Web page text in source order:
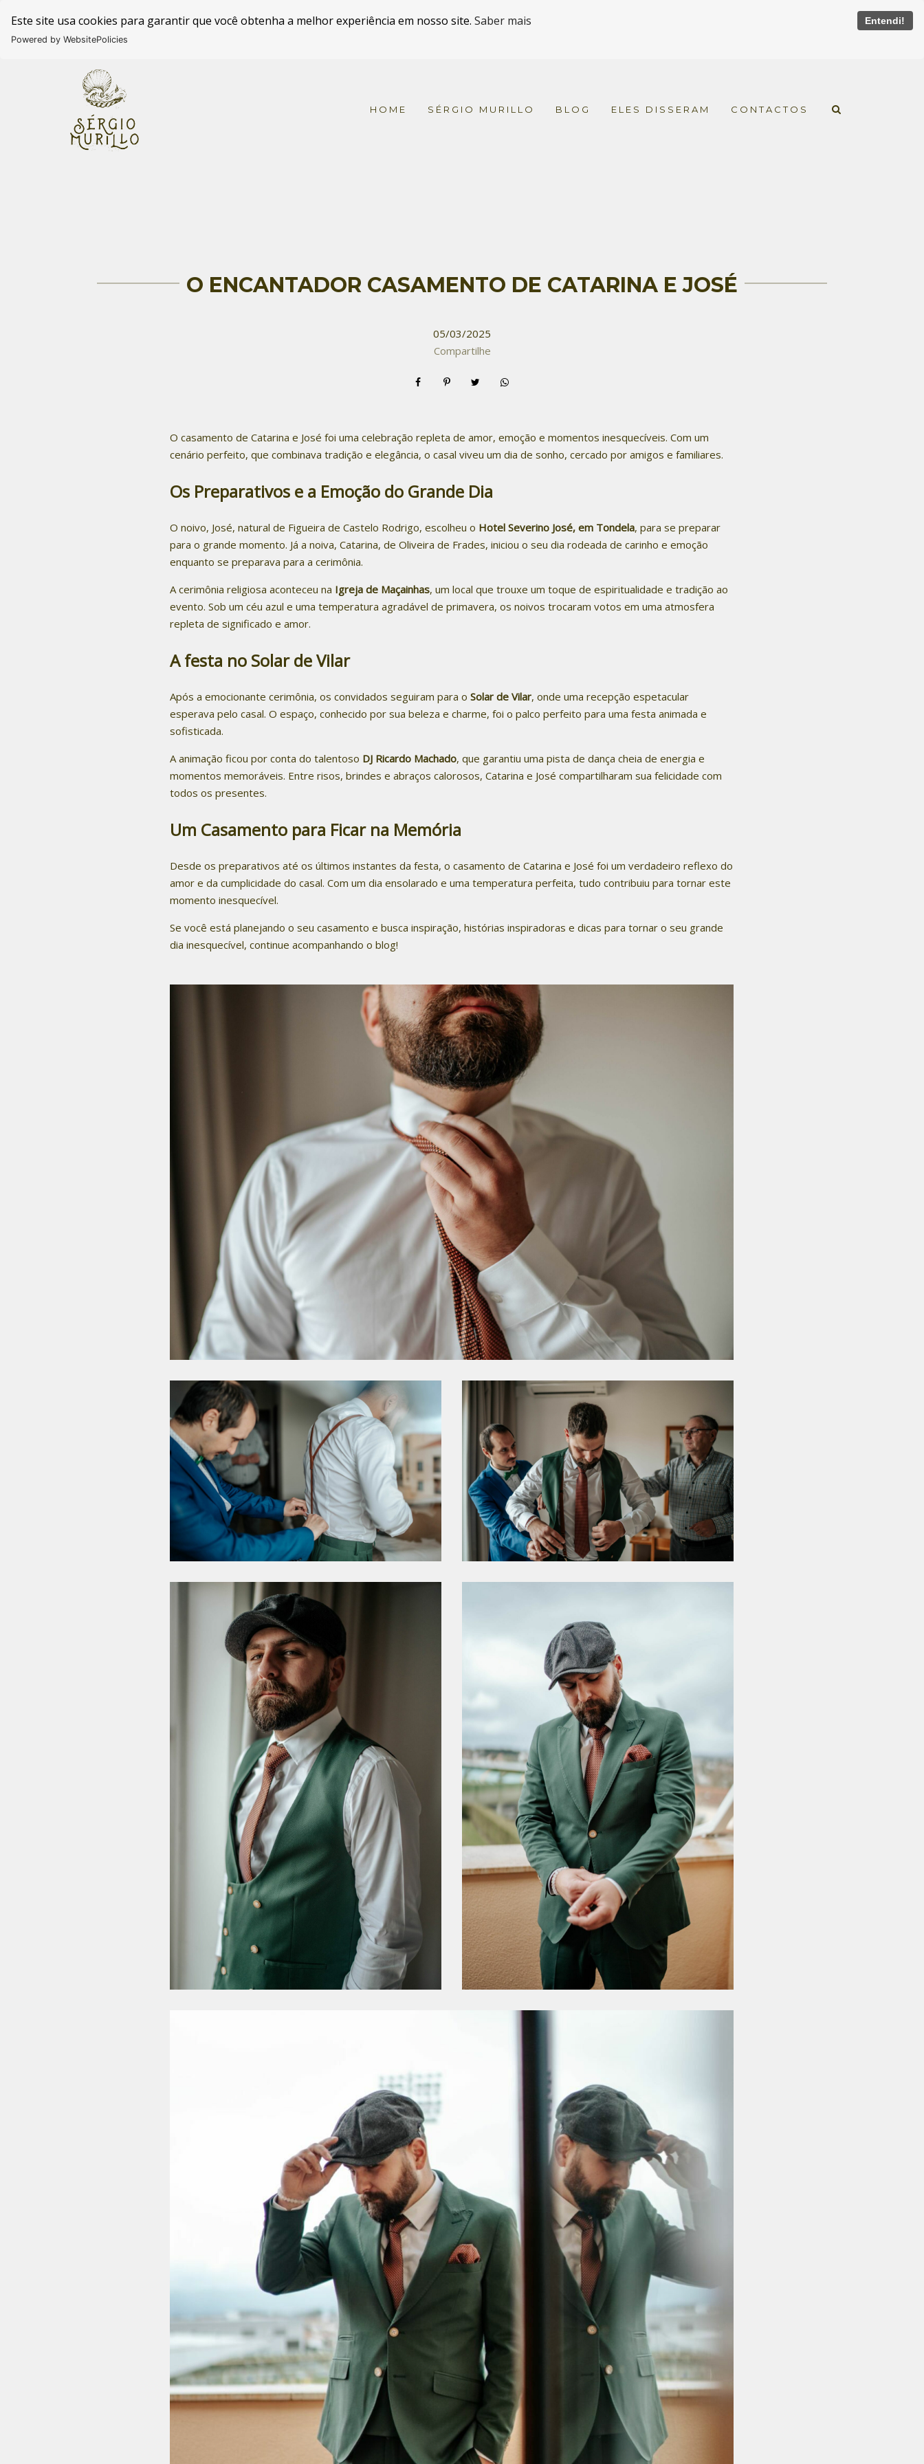
Este site usa cookies para garantir que você obtenha a melhor experiência em nosso site. Saber mais Entendi!
Powered by WebsitePolicies
HOME SÉRGIO MURILLO BLOG ELES DISSERAM CONTACTOS
O ENCANTADOR CASAMENTO DE CATARINA E JOSÉ
05/03/2025
Compartilhe
O casamento de Catarina e José foi uma celebração repleta de amor, emoção e momentos inesquecíveis. Com um
cenário perfeito, que combinava tradição e elegância, o casal viveu um dia de sonho, cercado por amigos e familiares.
Os Preparativos e a Emoção do Grande Dia
O noivo, José, natural de Figueira de Castelo Rodrigo, escolheu o Hotel Severino José, em Tondela, para se preparar
para o grande momento. Já a noiva, Catarina, de Oliveira de Frades, iniciou o seu dia rodeada de carinho e emoção
enquanto se preparava para a cerimônia.
A cerimônia religiosa aconteceu na Igreja de Maçainhas, um local que trouxe um toque de espiritualidade e tradição ao
evento. Sob um céu azul e uma temperatura agradável de primavera, os noivos trocaram votos em uma atmosfera
repleta de significado e amor.
A festa no Solar de Vilar
Após a emocionante cerimônia, os convidados seguiram para o Solar de Vilar, onde uma recepção espetacular
esperava pelo casal. O espaço, conhecido por sua beleza e charme, foi o palco perfeito para uma festa animada e
sofisticada.
A animação ficou por conta do talentoso DJ Ricardo Machado, que garantiu uma pista de dança cheia de energia e
momentos memoráveis. Entre risos, brindes e abraços calorosos, Catarina e José compartilharam sua felicidade com
todos os presentes.
Um Casamento para Ficar na Memória
Desde os preparativos até os últimos instantes da festa, o casamento de Catarina e José foi um verdadeiro reflexo do
amor e da cumplicidade do casal. Com um dia ensolarado e uma temperatura perfeita, tudo contribuiu para tornar este
momento inesquecível.
Se você está planejando o seu casamento e busca inspiração, histórias inspiradoras e dicas para tornar o seu grande
dia inesquecível, continue acompanhando o blog!